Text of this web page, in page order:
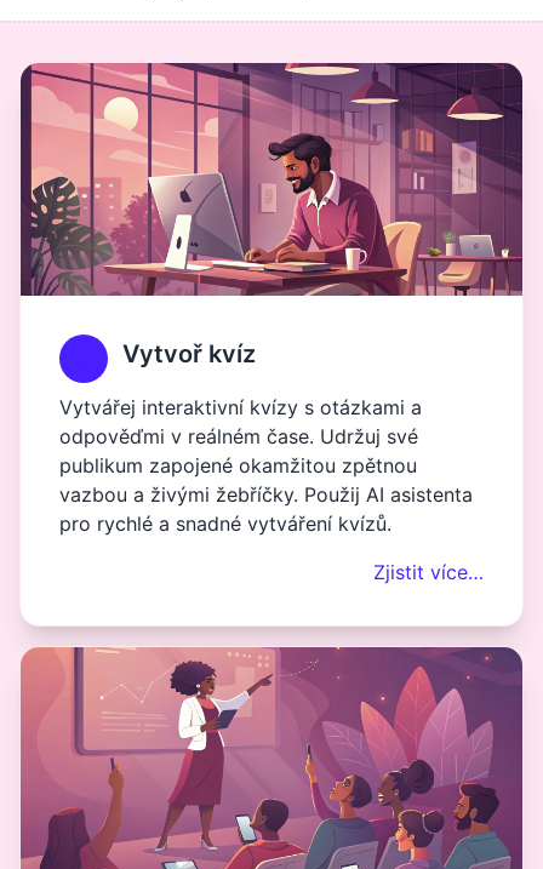
Vytvoř kvíz
Vytvářej interaktivní kvízy s otázkami a
odpověďmi v reálném čase. Udržuj své
publikum zapojené okamžitou zpětnou
vazbou a živými žebříčky. Použij AI asistenta
pro rychlé a snadné vytváření kvízů.
Zjistit více…